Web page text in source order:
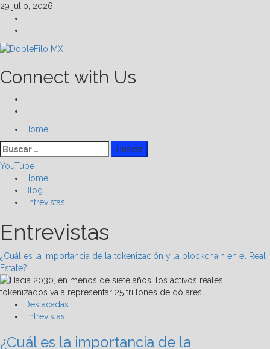
Skip
content
29 julio, 2026
Connect with Us
Primary
Menu
Home
Buscar:
YouTube
Home
Blog
Entrevistas
Entrevistas
¿Cuál es la importancia de la tokenización y la blockchain en el Real
Estate?
Destacadas
Entrevistas
¿Cuál es la importancia de la